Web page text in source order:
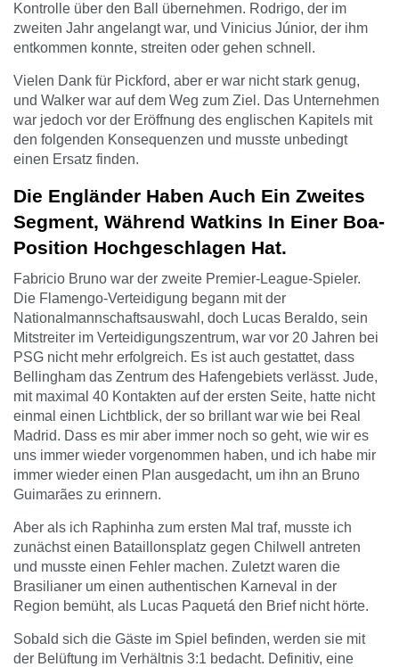
Kontrolle über den Ball übernehmen. Rodrigo, der im
zweiten Jahr angelangt war, und Vinicius Júnior, der ihm
entkommen konnte, streiten oder gehen schnell.
Vielen Dank für Pickford, aber er war nicht stark genug,
und Walker war auf dem Weg zum Ziel. Das Unternehmen
war jedoch vor der Eröffnung des englischen Kapitels mit
den folgenden Konsequenzen und musste unbedingt
einen Ersatz finden.
Die Engländer Haben Auch Ein Zweites
Segment, Während Watkins In Einer Boa-
Position Hochgeschlagen Hat.
Fabricio Bruno war der zweite Premier-League-Spieler.
Die Flamengo-Verteidigung begann mit der
Nationalmannschaftsauswahl, doch Lucas Beraldo, sein
Mitstreiter im Verteidigungszentrum, war vor 20 Jahren bei
PSG nicht mehr erfolgreich. Es ist auch gestattet, dass
Bellingham das Zentrum des Hafengebiets verlässt. Jude,
mit maximal 40 Kontakten auf der ersten Seite, hatte nicht
einmal einen Lichtblick, der so brillant war wie bei Real
Madrid. Dass es mir aber immer noch so geht, wie wir es
uns immer wieder vorgenommen haben, und ich habe mir
immer wieder einen Plan ausgedacht, um ihn an Bruno
Guimarães zu erinnern.
Aber als ich Raphinha zum ersten Mal traf, musste ich
zunächst einen Bataillonsplatz gegen Chilwell antreten
und musste einen Fehler machen. Zuletzt waren die
Brasilianer um einen authentischen Karneval in der
Region bemüht, als Lucas Paquetá den Brief nicht hörte.
Sobald sich die Gäste im Spiel befinden, werden sie mit
der Belüftung im Verhältnis 3:1 bedacht. Definitiv, eine